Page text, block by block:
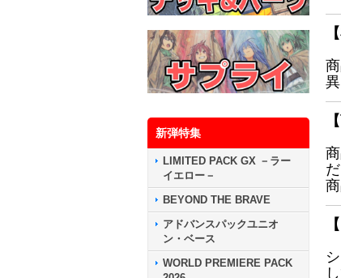
新弾特集
LIMITED PACK GX －ラー
イエロー－
BEYOND THE BRAVE
アドバンスパックユニオ
ン・ベース
WORLD PREMIERE PACK